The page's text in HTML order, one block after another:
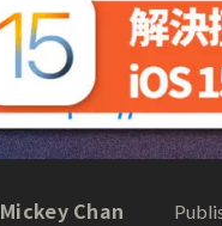
Mickey Chan